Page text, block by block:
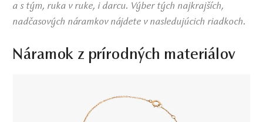
a s tým, ruka v ruke, i darcu. Výber tých najkrajších,
nadčasových náramkov nájdete v nasledujúcich riadkoch.
Náramok z prírodných materiálov